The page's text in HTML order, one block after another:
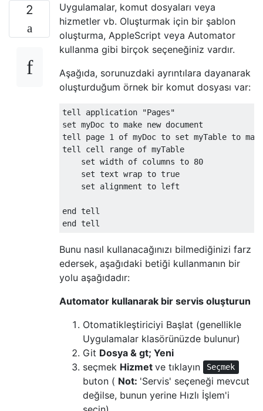
2
Uygulamalar, komut dosyaları veya
hizmetler vb. Oluşturmak için bir şablon
oluşturma, AppleScript veya Automator
kullanma gibi birçok seçeneğiniz vardır.
Aşağıda, sorunuzdaki ayrıntılara dayanarak
oluşturduğum örnek bir komut dosyası var:
tell application "Pages"
set myDoc to make new document
tell page 1 of myDoc to set myTable to
tell cell range of myTable
    set width of columns to 80
    set text wrap to true
    set alignment to left
end tell
Bunu nasıl kullanacağınızı bilmediğinizi farz
edersek, aşağıdaki betiği kullanmanın bir
yolu aşağıdadır:
Automator kullanarak bir servis oluşturun
Otomatikleştiriciyi Başlat (genellikle
Uygulamalar klasörünüzde bulunur)
Git Dosya & gt; Yeni
seçmek Hizmet ve tıklayın Seçmek
buton ( Not: 'Servis' seçeneği mevcut
değilse, bunun yerine Hızlı İşlem'i